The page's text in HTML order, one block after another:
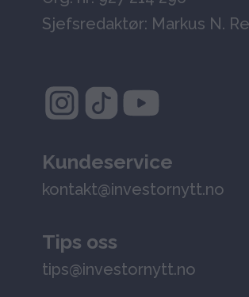
Sjefsredaktør: Markus N.
Kundeservice
kontakt@investornytt.no
Tips oss
tips@investornytt.no